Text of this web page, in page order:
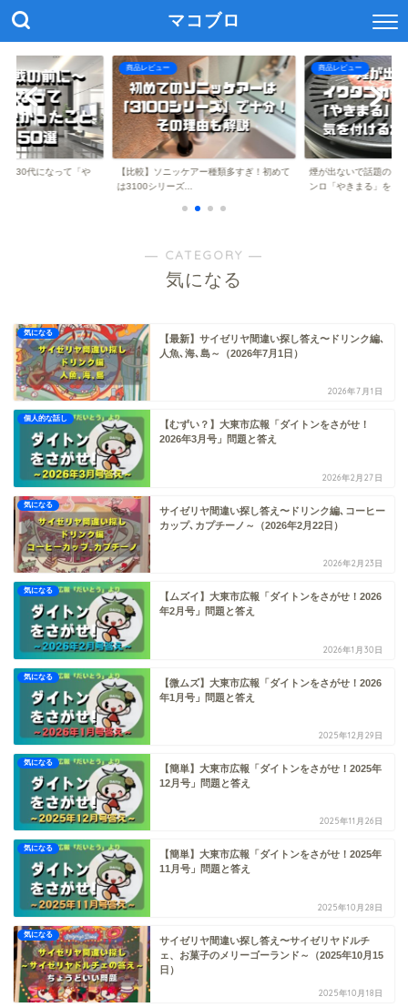
マコブロ
】30代になって「や
商品レビュー
【比較】ソニッケアー種類多すぎ！初めて
は3100シリーズ...
商品レビュー
煙が出ないで話題のイ
ンロ「やきまる」を...
― CATEGORY ―
気になる
気になる
【最新】サイゼリヤ間違い探し答え〜ドリンク編､
人魚､海､島～（2026年7月1日）
2026年7月1日
個人的な話し
【むずい？】大東市広報「ダイトンをさがせ！
2026年3月号」問題と答え
2026年2月27日
気になる
サイゼリヤ間違い探し答え〜ドリンク編､コーヒー
カップ､カプチーノ～（2026年2月22日）
2026年2月23日
気になる
【ムズイ】大東市広報「ダイトンをさがせ！2026
年2月号」問題と答え
2026年1月30日
気になる
【微ムズ】大東市広報「ダイトンをさがせ！2026
年1月号」問題と答え
2025年12月29日
気になる
【簡単】大東市広報「ダイトンをさがせ！2025年
12月号」問題と答え
2025年11月26日
気になる
【簡単】大東市広報「ダイトンをさがせ！2025年
11月号」問題と答え
2025年10月28日
気になる
サイゼリヤ間違い探し答え〜サイゼリヤドルチ
ェ、お菓子のメリーゴーランド～（2025年10月15
日）
2025年10月18日